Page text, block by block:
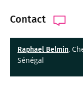
Contact
Raphael Belmin,
Sénégal